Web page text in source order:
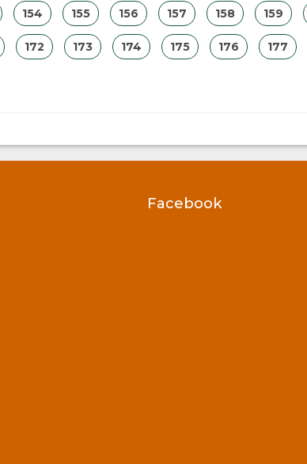
154 155 156 157 158 159
172 173 174 175 176 177
Facebook